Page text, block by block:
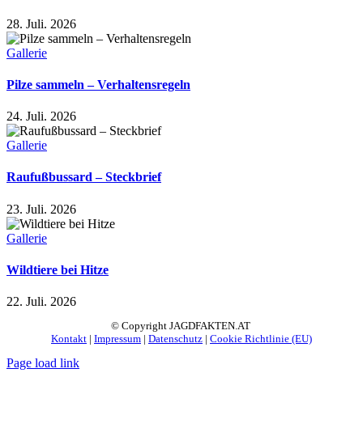
28. Juli. 2026
Gallerie
Pilze sammeln – Verhaltensregeln
24. Juli. 2026
Gallerie
Raufußbussard – Steckbrief
23. Juli. 2026
Gallerie
Wildtiere bei Hitze
22. Juli. 2026
© Copyright JAGDFAKTEN.AT
Kontakt | Impressum | Datenschutz | Cookie Richtlinie (EU)
Page load link